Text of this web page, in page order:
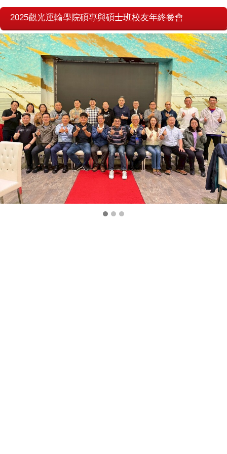
2025觀光運輸學院碩專與碩士班校友年終餐會